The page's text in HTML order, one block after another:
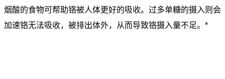
烟酸的食物可帮助铬被人体更好的吸收。过多单糖的摄入则会
加速铬无法吸收，被排出体外，从而导致铬摄入量不足。*